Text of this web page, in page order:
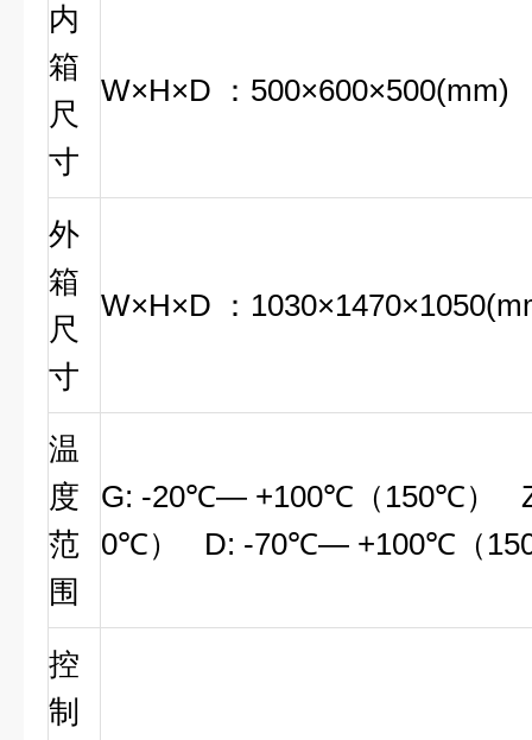
内
箱
尺
寸
W×H×D ：500×600×500(mm)
外
箱
尺
寸
W×H×D ：
温
度
范
围
G: -20℃— +100℃（150℃）
0℃） D: -70℃— +100℃（
控
制